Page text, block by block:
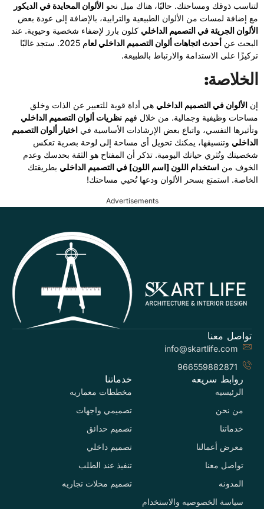
لتناسب ذوقك ومساحتك. حاليًا، هناك ميل نحو الألوان المحايدة في الديكور
مع إضافة لمسات من الألوان الطبيعية والترابية، بالإضافة إلى عودة بعض
الألوان الجريئة في التصميم الداخلي كلون بارز لإضفاء شخصية وحيوية. عند
البحث عن أحدث اتجاهات ألوان التصميم الداخلي لعا
م 2025. ستجد غالبًا
تركيزًا على الاستدامة والارتباط بالطبيعة.
الخلاصة:
إن الألوان في التصميم الداخلي هي أداة قوية للتعبير عن الذات وخلق
مساحات وظيفية وجمالية. من خلال فهم نظريات ألوان التصميم الداخلي
وتأثيرها النفسي، واتباع بعض الإرشادات الأساسية في اختيار ألوان التصميم
الداخلي وتنسيقها، يمكنك تحويل أي مساحة إلى لوحة بصرية تعكس
شخصيتك وتُثري حياتك اليومية. تذكر أن المفتاح هو الثقة بحدسك وعدم
الخوف من استخدام اللون [اسم اللون] في التصميم الداخلي بطريقتك
الخاصة. استمتع بسحر الألوان ودعها تُحيي مساحتك!
Advertisements
تواصل معنا
info@skartlife.com
966559882871
روابط سريعه
الرئيسيه
من نحن
خدماتنا
معرض أعمالنا
تواصل معنا
المدونه
سياسة الخصوصيه والاستخدام
خدماتنا
مخططات معماريه
تصميمي واجهات
تصميم حدائق
تصميم داخلي
تنفيذ عند الطلب
تصميم محلات تجاريه